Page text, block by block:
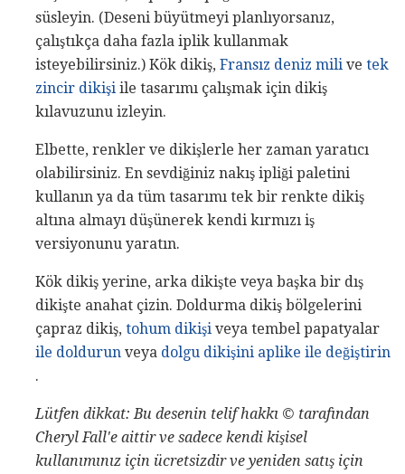
süsleyin. (Deseni büyütmeyi planlıyorsanız,
çalıştıkça daha fazla iplik kullanmak
isteyebilirsiniz.) Kök dikiş, Fransız deniz mili ve tek
zincir dikişi ile tasarımı çalışmak için dikiş
kılavuzunu izleyin.
Elbette, renkler ve dikişlerle her zaman yaratıcı
olabilirsiniz. En sevdiğiniz nakış ipliği paletini
kullanın ya da tüm tasarımı tek bir renkte dikiş
altına almayı düşünerek kendi kırmızı iş
versiyonunu yaratın.
Kök dikiş yerine, arka dikişte veya başka bir dış
dikişte anahat çizin. Doldurma dikiş bölgelerini
çapraz dikiş, tohum dikişi veya tembel papatyalar
ile doldurun veya dolgu dikişini aplike ile değiştirin
.
Lütfen dikkat: Bu desenin telif hakkı © tarafından
Cheryl Fall'e aittir ve sadece kendi kişisel
kullanımınız için ücretsizdir ve yeniden satış için